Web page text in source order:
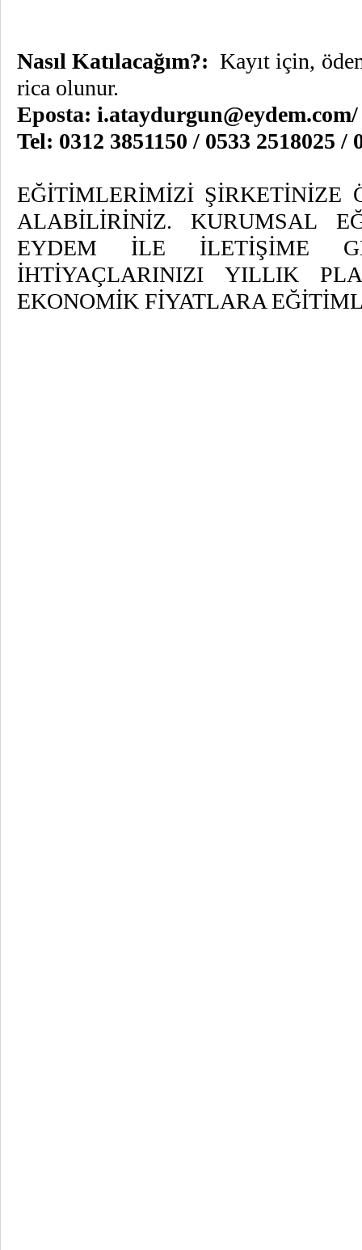
Nasıl Katılacağım?:Kayıt için,
rica olunur.
Eposta: i.ataydurgun@eydem.com
Tel: 0312 3851150 / 0533 2518025
EĞİTİMLERİMİZİ ŞİRKETİNİZE
ALABİLİRİNİZ. KURUMSAL
EYDEM İLE İLETİŞİME
İHTİYAÇLARINIZI YILLIK
EKONOMİK FİYATLARA